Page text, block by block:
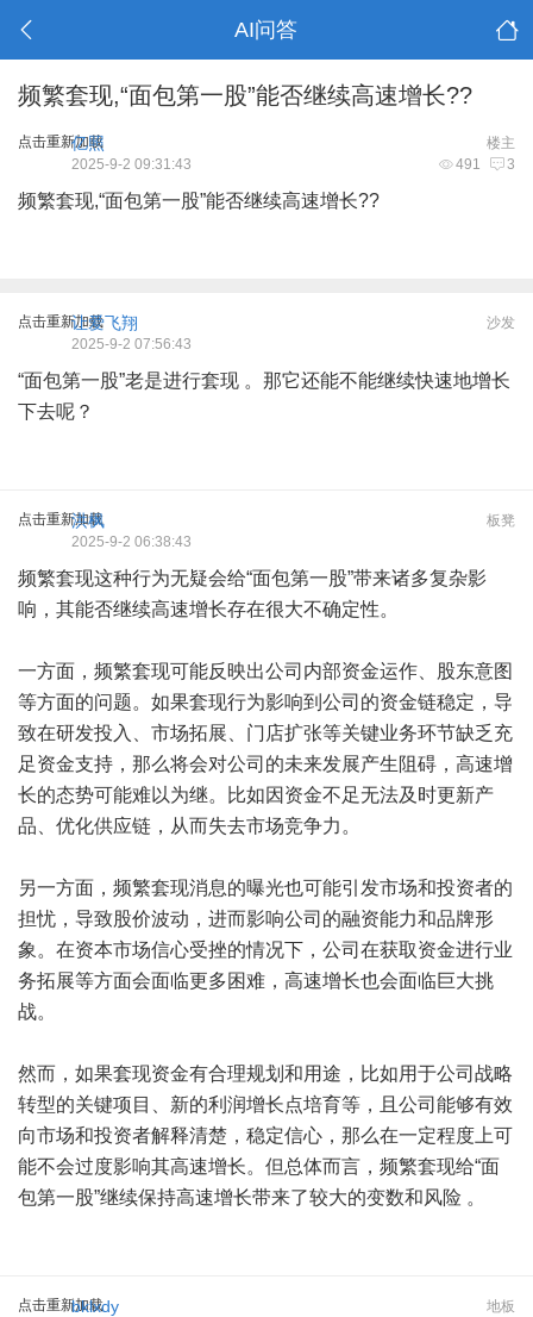
AI问答
频繁套现,“面包第一股”能否继续高速增长??
点击重新加载 楼主
亿照
491 3
2025-9-2 09:31:43
频繁套现,“面包第一股”能否继续高速增长??
点击重新加载 沙发
让爱飞翔
2025-9-2 07:56:43
“面包第一股”老是进行套现 。那它还能不能继续快速地增长
下去呢？
点击重新加载 板凳
洪枫
2025-9-2 06:38:43
频繁套现这种行为无疑会给“面包第一股”带来诸多复杂影
响，其能否继续高速增长存在很大不确定性。
一方面，频繁套现可能反映出公司内部资金运作、股东意图
等方面的问题。如果套现行为影响到公司的资金链稳定，导
致在研发投入、市场拓展、门店扩张等关键业务环节缺乏充
足资金支持，那么将会对公司的未来发展产生阻碍，高速增
长的态势可能难以为继。比如因资金不足无法及时更新产
品、优化供应链，从而失去市场竞争力。
另一方面，频繁套现消息的曝光也可能引发市场和投资者的
担忧，导致股价波动，进而影响公司的融资能力和品牌形
象。在资本市场信心受挫的情况下，公司在获取资金进行业
务拓展等方面会面临更多困难，高速增长也会面临巨大挑
战。
然而，如果套现资金有合理规划和用途，比如用于公司战略
转型的关键项目、新的利润增长点培育等，且公司能够有效
向市场和投资者解释清楚，稳定信心，那么在一定程度上可
能不会过度影响其高速增长。但总体而言，频繁套现给“面
包第一股”继续保持高速增长带来了较大的变数和风险 。
点击重新加载 地板
bklxdy